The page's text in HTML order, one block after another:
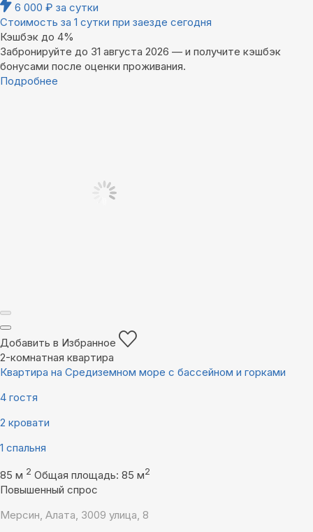
6 000 ₽ за сутки
Стоимость за 1 сутки при заезде сегодня
Кэшбэк до 4%
Забронируйте до 31 августа 2026 — и получите кэшбэк
бонусами после оценки проживания.
Подробнее
Добавить в Избранное
2-комнатная квартира
Квартира на Средиземном море с бассейном и горками
4 гостя
2 кровати
1 спальня
85 м 2 Общая площадь: 85 м2
Повышенный спрос
Мерсин, Алата, 3009 улица, 8